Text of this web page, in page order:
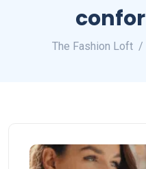
The Fashion Loft